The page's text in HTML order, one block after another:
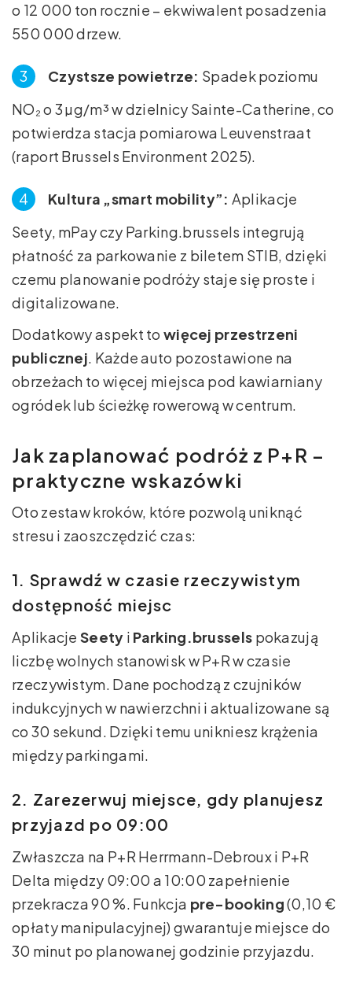
o 12 000 ton rocznie – ekwiwalent posadzenia
550 000 drzew.
Czystsze powietrze: Spadek poziomu
NO₂ o 3 µg/m³ w dzielnicy Sainte-Catherine, co
potwierdza stacja pomiarowa Leuvenstraat
(raport Brussels Environment 2025).
Kultura „smart mobility”: Aplikacje
Seety, mPay czy Parking.brussels integrują
płatność za parkowanie z biletem STIB, dzięki
czemu planowanie podróży staje się proste i
digitalizowane.
Dodatkowy aspekt to więcej przestrzeni
publicznej. Każde auto pozostawione na
obrzeżach to więcej miejsca pod kawiarniany
ogródek lub ścieżkę rowerową w centrum.
Jak zaplanować podróż z P+R –
praktyczne wskazówki
Oto zestaw kroków, które pozwolą uniknąć
stresu i zaoszczędzić czas:
1. Sprawdź w czasie rzeczywistym
dostępność miejsc
Aplikacje Seety i Parking.brussels pokazują
liczbę wolnych stanowisk w P+R w czasie
rzeczywistym. Dane pochodzą z czujników
indukcyjnych w nawierzchni i aktualizowane są
co 30 sekund. Dzięki temu unikniesz krążenia
między parkingami.
2. Zarezerwuj miejsce, gdy planujesz
przyjazd po 09:00
Zwłaszcza na P+R Herrmann-Debroux i P+R
Delta między 09:00 a 10:00 zapełnienie
przekracza 90 %. Funkcja pre-booking(0,10 €
opłaty manipulacyjnej) gwarantuje miejsce do
30 minut po planowanej godzinie przyjazdu.